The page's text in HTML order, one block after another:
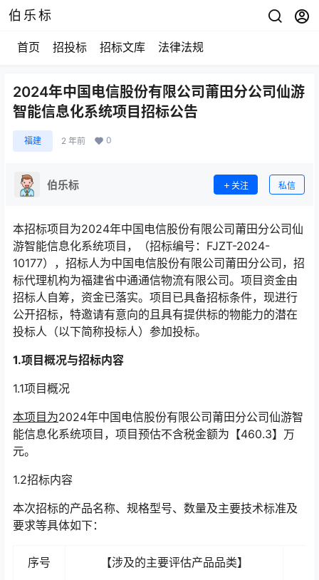
伯乐标
首页 招投标 招标文库 法律法规
2024年中国电信股份有限公司莆田分公司仙游
智能信息化系统项目招标公告
福建 2 年前 0
伯乐标 关注 私信
本招标项目为2024年中国电信股份有限公司莆田分公司仙
游智能信息化系统项目，（招标编号：FJZT-2024-
10177），招标人为中国电信股份有限公司莆田分公司，招
标代理机构为福建省中通通信物流有限公司。项目资金由
招标人自筹，资金已落实。项目已具备招标条件，现进行
公开招标，特邀请有意向的且具有提供标的物能力的潜在
投标人（以下简称投标人）参加投标。
1.项目概况与招标内容
1.1项目概况
本项目为2024年中国电信股份有限公司莆田分公司仙游智
能信息化系统项目，项目预估不含税金额为【460.3】万
元。
1.2招标内容
本次招标的产品名称、规格型号、数量及主要技术标准及
要求等具体如下：
序号 【涉及的主要评估产品品类】